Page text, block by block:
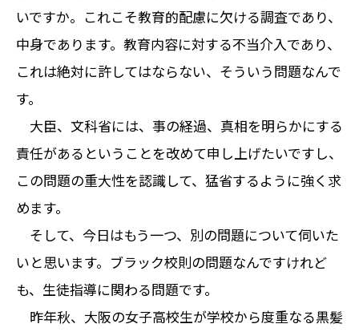
いですか。これこそ教育的配慮に欠ける調査であり、
中身であります。教育内容に対する不当介入であり、
これは絶対に許してはならない、そういう問題なんで
す。
大臣、文科省には、事の経過、真相を明らかにする
責任があるということを改めて申し上げたいですし、
この問題の重大性を認識して、猛省するように強く求
めます。
そして、今日はもう一つ、別の問題について伺いた
いと思います。ブラック校則の問題なんですけれど
も、生徒指導に関わる問題です。
昨年秋、大阪の女子高校生が学校から度重なる黒髪